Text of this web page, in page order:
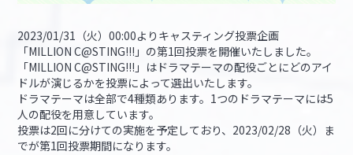
2023/01/31（火）00:00よりキャスティング投票企画
「MILLION C@STING!!!」の第1回投票を開催いたしました。
「MILLION C@STING!!!」はドラマテーマの配役ごとにどのアイ
ドルが演じるかを投票によって選出いたします。
ドラマテーマは全部で4種類あります。1つのドラマテーマには5
人の配役を用意しています。
投票は2回に分けての実施を予定しており、2023/02/28（火）ま
でが第1回投票期間になります。